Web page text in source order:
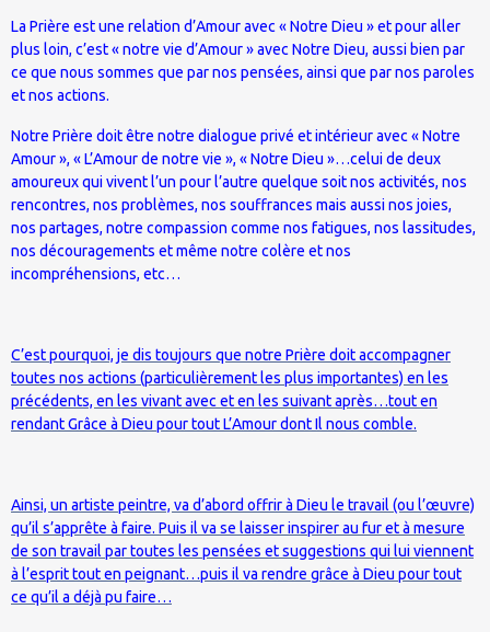
La Prière est une relation d’Amour avec « Notre Dieu » et pour aller
plus loin, c’est « notre vie d’Amour » avec Notre Dieu, aussi bien par
ce que nous sommes que par nos pensées, ainsi que par nos paroles
et nos actions.
Notre Prière doit être notre dialogue privé et intérieur avec « Notre
Amour », « L’Amour de notre vie », « Notre Dieu »…celui de deux
amoureux qui vivent l’un pour l’autre quelque soit nos activités, nos
rencontres, nos problèmes, nos souffrances mais aussi nos joies,
nos partages, notre compassion comme nos fatigues, nos lassitudes,
nos découragements et même notre colère et nos
incompréhensions, etc…
C’est pourquoi, je dis toujours que notre Prière doit accompagner
toutes nos actions (particulièrement les plus importantes) en les
précédents, en les vivant avec et en les suivant après…tout en
rendant Grâce à Dieu pour tout L’Amour dont Il nous comble.
Ainsi, un artiste peintre, va d’abord offrir à Dieu le travail (ou l’œuvre)
qu’il s’apprête à faire. Puis il va se laisser inspirer au fur et à mesure
de son travail par toutes les pensées et suggestions qui lui viennent
à l’esprit tout en peignant…puis il va rendre grâce à Dieu pour tout
ce qu’il a déjà pu faire…